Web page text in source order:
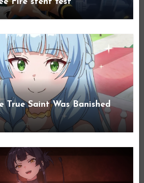
Fire steht fest
True Saint Was Banished